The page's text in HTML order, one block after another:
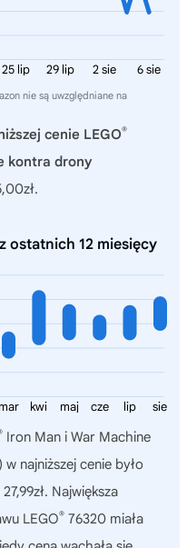
6 sie
2 sie
29 lip
25 lip
nie są uwzględniane na
cenie LEGO®
kontra drony
ostatnich 12 miesięcy
sie
lip
cze
maj
kwi
mar
Iron Man i War Machine
w najniższej cenie było
Największa
LEGO® 76320 miała